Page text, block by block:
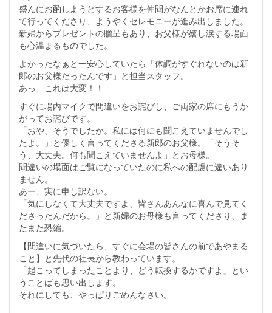
盛んにお酌しようとするお客様を仲間がなんとかお席に連れ
て行ってくださり、ようやくセレモニーが進み出しました。
新婦からプレゼントの贈呈もあり、お父様が嬉し涙する場面
も心温まるものでした。
よかったなぁと一安心していたら「体調がすぐれないのは新
郎のお父様だったんです」と担当スタッフ。
あっ、これは大変！！
すぐに場内マイクで間違いをお詫びし、ご両家の席にもうか
がってお詫びです。
「おや、そうでしたか。私には何にも聞こえていませんでし
たよ。」と優しく言ってくださる新郎のお父様。「そうそ
う、大丈夫。何も聞こえていませんよ」とお母様。
間違いの場面はご覧になっていたのに私への配慮に違いあり
ません。
あー、実に申し訳ない。
「気にしなくて大丈夫ですよ、皆さんあんなに喜んで見てく
ださったんだから。」と新婦のお母様も言ってくださり、ま
たまた恐縮。
【間違いに気づいたら、すぐに会場の皆さんの前であやまる
こと】と先代の社長から教わっています。
「起こってしまったことより、どう転換するかですよ」とい
うことばも思い出します。
それにしても、やっぱりごめんなさい。